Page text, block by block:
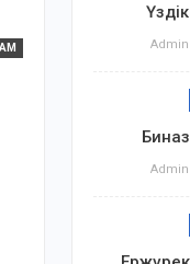
Admin
Admin